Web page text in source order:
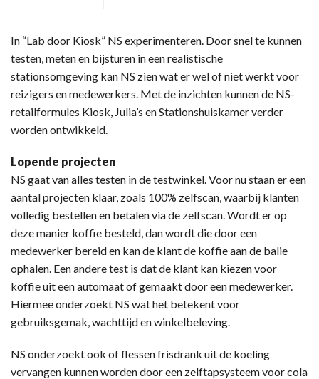
In “Lab door Kiosk” NS experimenteren. Door snel te kunnen
testen, meten en bijsturen in een realistische
stationsomgeving kan NS zien wat er wel of niet werkt voor
reizigers en medewerkers. Met de inzichten kunnen de NS-
retailformules Kiosk, Julia’s en Stationshuiskamer verder
worden ontwikkeld.
Lopende projecten
NS gaat van alles testen in de testwinkel. Voor nu staan er een
aantal projecten klaar, zoals 100% zelfscan, waarbij klanten
volledig bestellen en betalen via de zelfscan. Wordt er op
deze manier koffie besteld, dan wordt die door een
medewerker bereid en kan de klant de koffie aan de balie
ophalen. Een andere test is dat de klant kan kiezen voor
koffie uit een automaat of gemaakt door een medewerker.
Hiermee onderzoekt NS wat het betekent voor
gebruiksgemak, wachttijd en winkelbeleving.
NS onderzoekt ook of flessen frisdrank uit de koeling
vervangen kunnen worden door een zelftapsysteem voor cola